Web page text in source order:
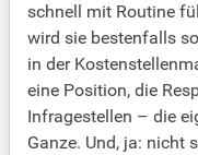
schnell mit Routine
wird sie bestenfalls
in der
eine Position, die
Infragestellen – die
Ganze. Und, ja: nicht